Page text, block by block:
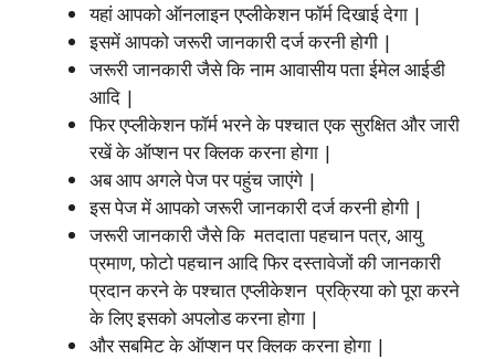
यहां आपको ऑनलाइन एप्लीकेशन फॉर्म दिखाई देगा |
इसमें आपको जरूरी जानकारी दर्ज करनी होगी |
जरूरी जानकारी जैसे कि नाम आवासीय पता ईमेल आईडी
आदि |
फिर एप्लीकेशन फॉर्म भरने के पश्चात एक सुरक्षित और जारी
रखें के ऑप्शन पर क्लिक करना होगा |
अब आप अगले पेज पर पहुंच जाएंगे |
इस पेज में आपको जरूरी जानकारी दर्ज करनी होगी |
जरूरी जानकारी जैसे कि मतदाता पहचान पत्र, आयु
प्रमाण, फोटो पहचान आदि फिर दस्तावेजों की जानकारी
प्रदान करने के पश्चात एप्लीकेशन प्रक्रिया को पूरा करने
के लिए इसको अपलोड करना होगा |
और सबमिट के ऑप्शन पर क्लिक करना होगा |